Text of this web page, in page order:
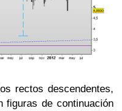
rectos descendentes,
de continuación